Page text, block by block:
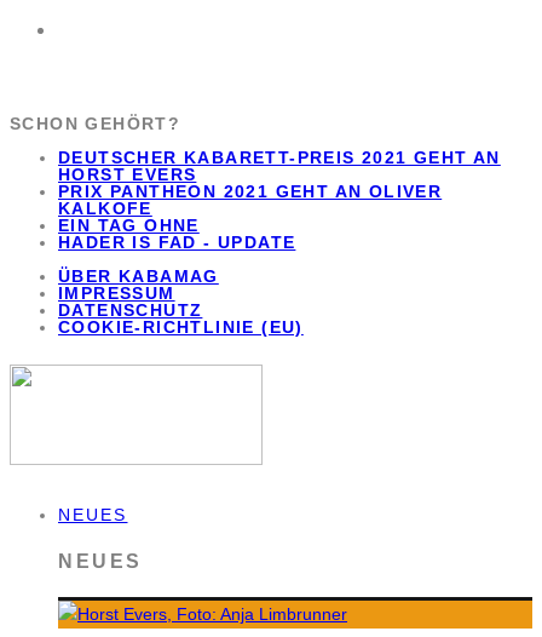
SCHON GEHÖRT?
DEUTSCHER KABARETT-PREIS 2021 GEHT AN
HORST EVERS
PRIX PANTHEON 2021 GEHT AN OLIVER
KALKOFE
EIN TAG OHNE
HADER IS FAD - UPDATE
ÜBER KABAMAG
IMPRESSUM
DATENSCHUTZ
COOKIE-RICHTLINIE (EU)
NEUES
NEUES